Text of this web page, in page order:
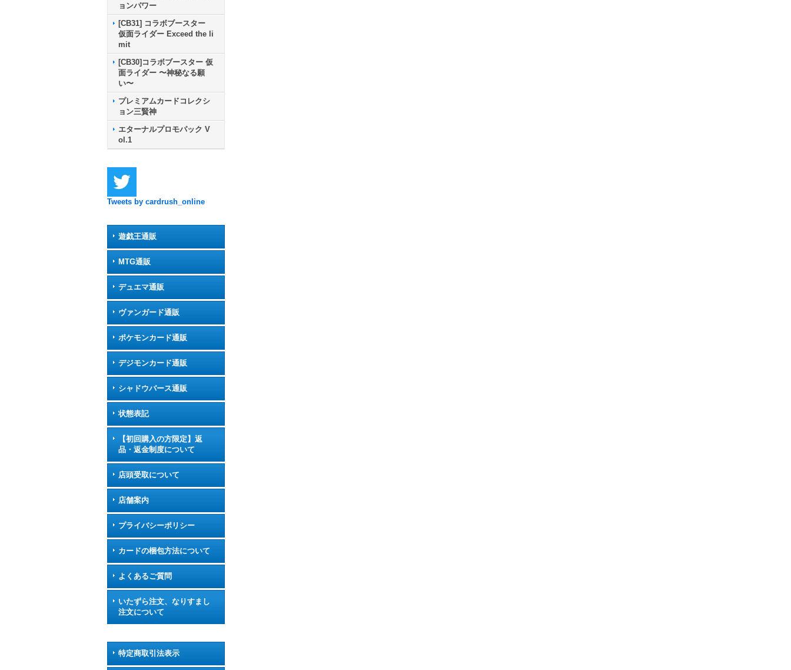
ョンパワー
[CB31] コラボブースター
仮面ライダー Exceed the li
mit
[CB30]コラボブースター 仮
面ライダー 〜神秘なる願
い〜
プレミアムカードコレクシ
ョン三賢神
エターナルプロモパック V
ol.1
Tweets by cardrush_online
遊戯王通販
MTG通販
デュエマ通販
ヴァンガード通販
ポケモンカード通販
デジモンカード通販
シャドウバース通販
状態表記
【初回購入の方限定】返
品・返金制度について
店頭受取について
店舗案内
プライバシーポリシー
カードの梱包方法について
よくあるご質問
いたずら注文、なりすまし
注文について
特定商取引法表示